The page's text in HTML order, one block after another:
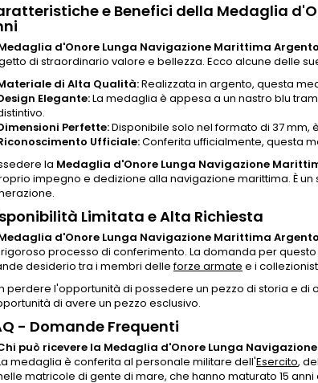
e Benefici della Medaglia
d'Onore Lunga Navigazione Marittima Argento
di straordinario valore e bellezza. Ecco alcune delle
di Alta Qualità:Realizzata in argento, questa
Elegante:La medaglia è appesa a un nastro blu
Perfette:Disponibile solo nel formato di 37
Ufficiale:Conferita ufficialmente, questa
la Medaglia d'Onore Lunga Navigazione
impegno e dedizione alla navigazione marittima. È
Limitata e Alta Richiesta
d'Onore Lunga Navigazione Marittima Argento
processo di conferimento. La domanda per
desiderio tra i membri delleforze armate e i
perdere l'opportunità di possedere un pezzo di storia e
di avere un pezzo esclusivo.
- Domande Frequenti
può ricevere la Medaglia d'Onore Lunga
medaglia è conferita al personale militare dell'Esercito,
matricole di gente di mare, che hanno maturato 15